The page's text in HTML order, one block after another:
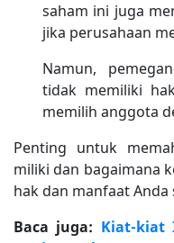
saham ini juga
jika perusahaan
Namun,
tidak memiliki
memilih anggota
Penting untuk
miliki dan bagaimana
hak dan manfaat
Baca juga: Kiat-kiat